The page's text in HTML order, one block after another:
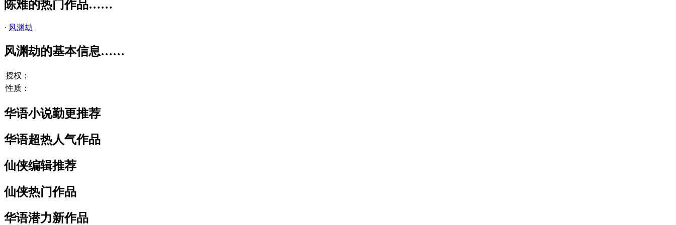
陈难的热门作品……
· 风渊劫
风渊劫的基本信息……
授权：
性质：
华语小说勤更推荐
华语超热人气作品
仙侠编辑推荐
仙侠热门作品
华语潜力新作品